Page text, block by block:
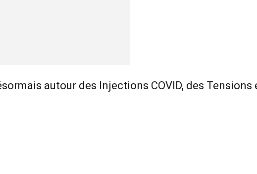
autour des Injections COVID, des Tensions